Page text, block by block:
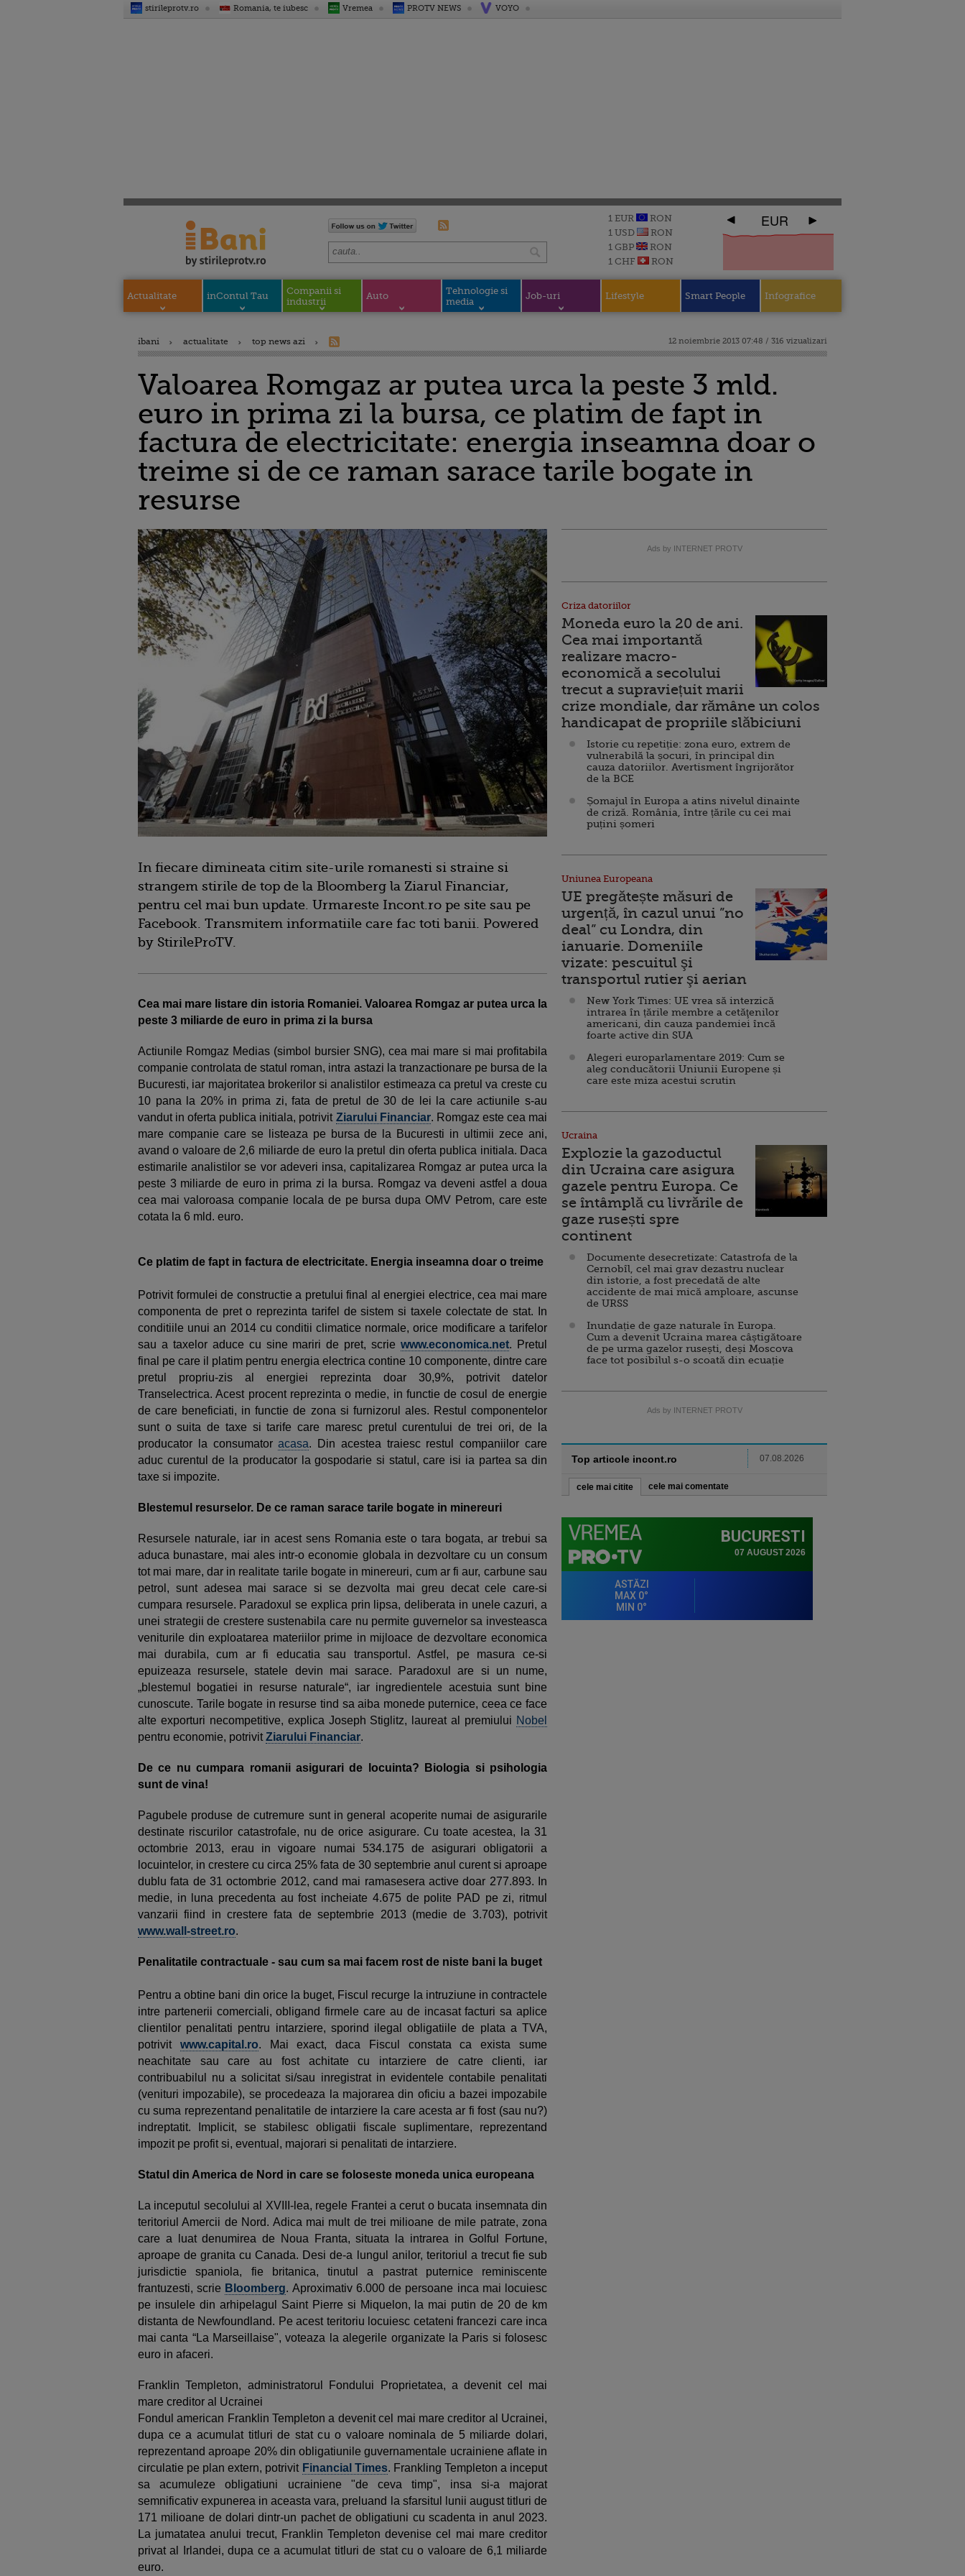
stirileprotv.ro Romania, te iubesc Vremea PROTV NEWS VOYO
1 EUR
RON
1 USD
RON
1 GBP
RON
1 CHF
RON
EUR
Actualitate inContul Tau
Companii si
industrii
Auto
Tehnologie si
media
Job-uri Lifestyle Smart People Infografice
ibani actualitate top news azi 12 noiembrie 2013 07:48 / 316 vizualizari
Valoarea Romgaz ar putea urca la peste 3 mld.
euro in prima zi la bursa, ce platim de fapt in
factura de electricitate: energia inseamna doar o
treime si de ce raman sarace tarile bogate in
resurse
In fiecare dimineata citim site-urile romanesti si straine si
strangem stirile de top de la Bloomberg la Ziarul Financiar,
pentru cel mai bun update. Urmareste Incont.ro pe site sau pe
Facebook. Transmitem informatiile care fac toti banii. Powered
by StirileProTV.
Cea mai mare listare din istoria Romaniei. Valoarea Romgaz ar putea urca la
peste 3 miliarde de euro in prima zi la bursa
Actiunile Romgaz Medias (simbol bursier SNG), cea mai mare si mai profitabila
companie controlata de statul roman, intra astazi la tranzactionare pe bursa de la
Bucuresti, iar majoritatea brokerilor si analistilor estimeaza ca pretul va creste cu
10 pana la 20% in prima zi, fata de pretul de 30 de lei la care actiunile s-au
vandut in oferta publica initiala, potrivit Ziarului Financiar. Romgaz este cea mai
mare companie care se listeaza pe bursa de la Bucuresti in ultimii zece ani,
avand o valoare de 2,6 miliarde de euro la pretul din oferta publica initiala. Daca
estimarile analistilor se vor adeveri insa, capitalizarea Romgaz ar putea urca la
peste 3 miliarde de euro in prima zi la bursa. Romgaz va deveni astfel a doua
cea mai valoroasa companie locala de pe bursa dupa OMV Petrom, care este
cotata la 6 mld. euro.
Ce platim de fapt in factura de electricitate. Energia inseamna doar o treime
Potrivit formulei de constructie a pretului final al energiei electrice, cea mai mare
componenta de pret o reprezinta tarifel de sistem si taxele colectate de stat. In
conditiile unui an 2014 cu conditii climatice normale, orice modificare a tarifelor
sau a taxelor aduce cu sine mariri de pret, scriewww.economica.net. Pretul
final pe care il platim pentru energia electrica contine 10 componente, dintre care
pretul propriu-zis al energiei reprezinta doar 30,9%, potrivit datelor
Transelectrica. Acest procent reprezinta o medie, in functie de cosul de energie
de care beneficiati, in functie de zona si furnizorul ales. Restul componentelor
sunt o suita de taxe si tarife care maresc pretul curentului de trei ori, de la
producator la consumatoracasa. Din acestea traiesc restul companiilor care
aduc curentul de la producator la gospodarie si statul, care isi ia partea sa din
taxe si impozite.
Blestemul resurselor. De ce raman sarace tarile bogate in minereuri
Resursele naturale, iar in acest sens Romania este o tara bogata, ar trebui sa
aduca bunastare, mai ales intr-o economie globala in dezvoltare cu un consum
tot mai mare, dar in realitate tarile bogate in minereuri, cum ar fi aur, carbune sau
petrol, sunt adesea mai sarace si se dezvolta mai greu decat cele care-si
cumpara resursele. Paradoxul se explica prin lipsa, deliberata in unele cazuri, a
unei strategii de crestere sustenabila care nu permite guvernelor sa investeasca
veniturile din exploatarea materiilor prime in mijloace de dezvoltare economica
mai durabila, cum ar fi educatia sau transportul. Astfel, pe masura ce-si
epuizeaza resursele, statele devin mai sarace. Paradoxul are si un nume,
„blestemul bogatiei in resurse naturale“, iar ingredientele acestuia sunt bine
cunoscute. Tarile bogate in resurse tind sa aiba monede puternice, ceea ce face
alte exporturi necompetitive, explica Joseph Stiglitz, laureat al premiului Nobel
pentru economie, potrivitZiarului Financiar.
De ce nu cumpara romanii asigurari de locuinta? Biologia si psihologia
sunt de vina!
Pagubele produse de cutremure sunt in general acoperite numai de asigurarile
destinate riscurilor catastrofale, nu de orice asigurare. Cu toate acestea, la 31
octombrie 2013, erau in vigoare numai 534.175 de asigurari obligatorii a
locuintelor, in crestere cu circa 25% fata de 30 septembrie anul curent si aproape
dublu fata de 31 octombrie 2012, cand mai ramasesera active doar 277.893. In
medie, in luna precedenta au fost incheiate 4.675 de polite PAD pe zi, ritmul
vanzarii fiind in crestere fata de septembrie 2013 (medie de 3.703), potrivit
www.wall-street.ro.
Penalitatile contractuale - sau cum sa mai facem rost de niste bani la buget
Pentru a obtine bani din orice la buget, Fiscul recurge la intruziune in contractele
intre partenerii comerciali, obligand firmele care au de incasat facturi sa aplice
clientilor penalitati pentru intarziere, sporind ilegal obligatiile de plata a TVA,
potrivit www.capital.ro. Mai exact, daca Fiscul constata ca exista sume
neachitate sau care au fost achitate cu intarziere de catre clienti, iar
contribuabilul nu a solicitat si/sau inregistrat in evidentele contabile penalitati
(venituri impozabile), se procedeaza la majorarea din oficiu a bazei impozabile
cu suma reprezentand penalitatile de intarziere la care acesta ar fi fost (sau nu?)
indreptatit. Implicit, se stabilesc obligatii fiscale suplimentare, reprezentand
impozit pe profit si, eventual, majorari si penalitati de intarziere.
Statul din America de Nord in care se foloseste moneda unica europeana
La inceputul secolului al XVIII-lea, regele Frantei a cerut o bucata insemnata din
teritoriul Amercii de Nord. Adica mai mult de trei milioane de mile patrate, zona
care a luat denumirea de Noua Franta, situata la intrarea in Golful Fortune,
aproape de granita cu Canada. Desi de-a lungul anilor, teritoriul a trecut fie sub
jurisdictie spaniola, fie britanica, tinutul a pastrat puternice reminiscente
frantuzesti, scrie Bloomberg. Aproximativ 6.000 de persoane inca mai locuiesc
pe insulele din arhipelagul Saint Pierre si Miquelon, la mai putin de 20 de km
distanta de Newfoundland. Pe acest teritoriu locuiesc cetateni francezi care inca
mai canta “La Marseillaise", voteaza la alegerile organizate la Paris si folosesc
euro in afaceri.
Franklin Templeton, administratorul Fondului Proprietatea, a devenit cel mai
mare creditor al Ucrainei
Fondul american Franklin Templeton a devenit cel mai mare creditor al Ucrainei,
dupa ce a acumulat titluri de stat cu o valoare nominala de 5 miliarde dolari,
reprezentand aproape 20% din obligatiunile guvernamentale ucrainiene aflate in
circulatie pe plan extern, potrivit Financial Times. Frankling Templeton a inceput
sa acumuleze obligatiuni ucrainiene "de ceva timp", insa si-a majorat
semnificativ expunerea in aceasta vara, preluand la sfarsitul lunii august titluri de
171 milioane de dolari dintr-un pachet de obligatiuni cu scadenta in anul 2023.
La jumatatea anului trecut, Franklin Templeton devenise cel mai mare creditor
privat al Irlandei, dupa ce a acumulat titluri de stat cu o valoare de 6,1 miliarde
euro.
Ads by INTERNET PROTV
Criza datoriilor
Moneda euro la 20 de ani.
Cea mai importantă
realizare macro-
economică a secolului
trecut a supraviețuit marii
crize mondiale, dar rămâne un colos
handicapat de propriile slăbiciuni
Istorie cu repetiție: zona euro, extrem de
vulnerabilă la șocuri, în principal din
cauza datoriilor. Avertisment îngrijorător
de la BCE
Șomajul în Europa a atins nivelul dinainte
de criză. România, între țările cu cei mai
puțini șomeri
Uniunea Europeana
UE pregătește măsuri de
urgență, în cazul unui ”no
deal” cu Londra, din
ianuarie. Domeniile
vizate: pescuitul şi
transportul rutier şi aerian
New York Times: UE vrea să interzică
intrarea în țările membre a cetăţenilor
americani, din cauza pandemiei încă
foarte active din SUA
Alegeri europarlamentare 2019: Cum se
aleg conducătorii Uniunii Europene și
care este miza acestui scrutin
Ucraina
Explozie la gazoductul
din Ucraina care asigura
gazele pentru Europa. Ce
se întâmplă cu livrările de
gaze rusești spre
continent
Documente desecretizate: Catastrofa de la
Cernobîl, cel mai grav dezastru nuclear
din istorie, a fost precedată de alte
accidente de mai mică amploare, ascunse
de URSS
Inundație de gaze naturale în Europa.
Cum a devenit Ucraina marea câștigătoare
de pe urma gazelor rusești, deși Moscova
face tot posibilul s-o scoată din ecuație
Ads by INTERNET PROTV
Top articole incont.ro 07.08.2026
cele mai citite cele mai comentate